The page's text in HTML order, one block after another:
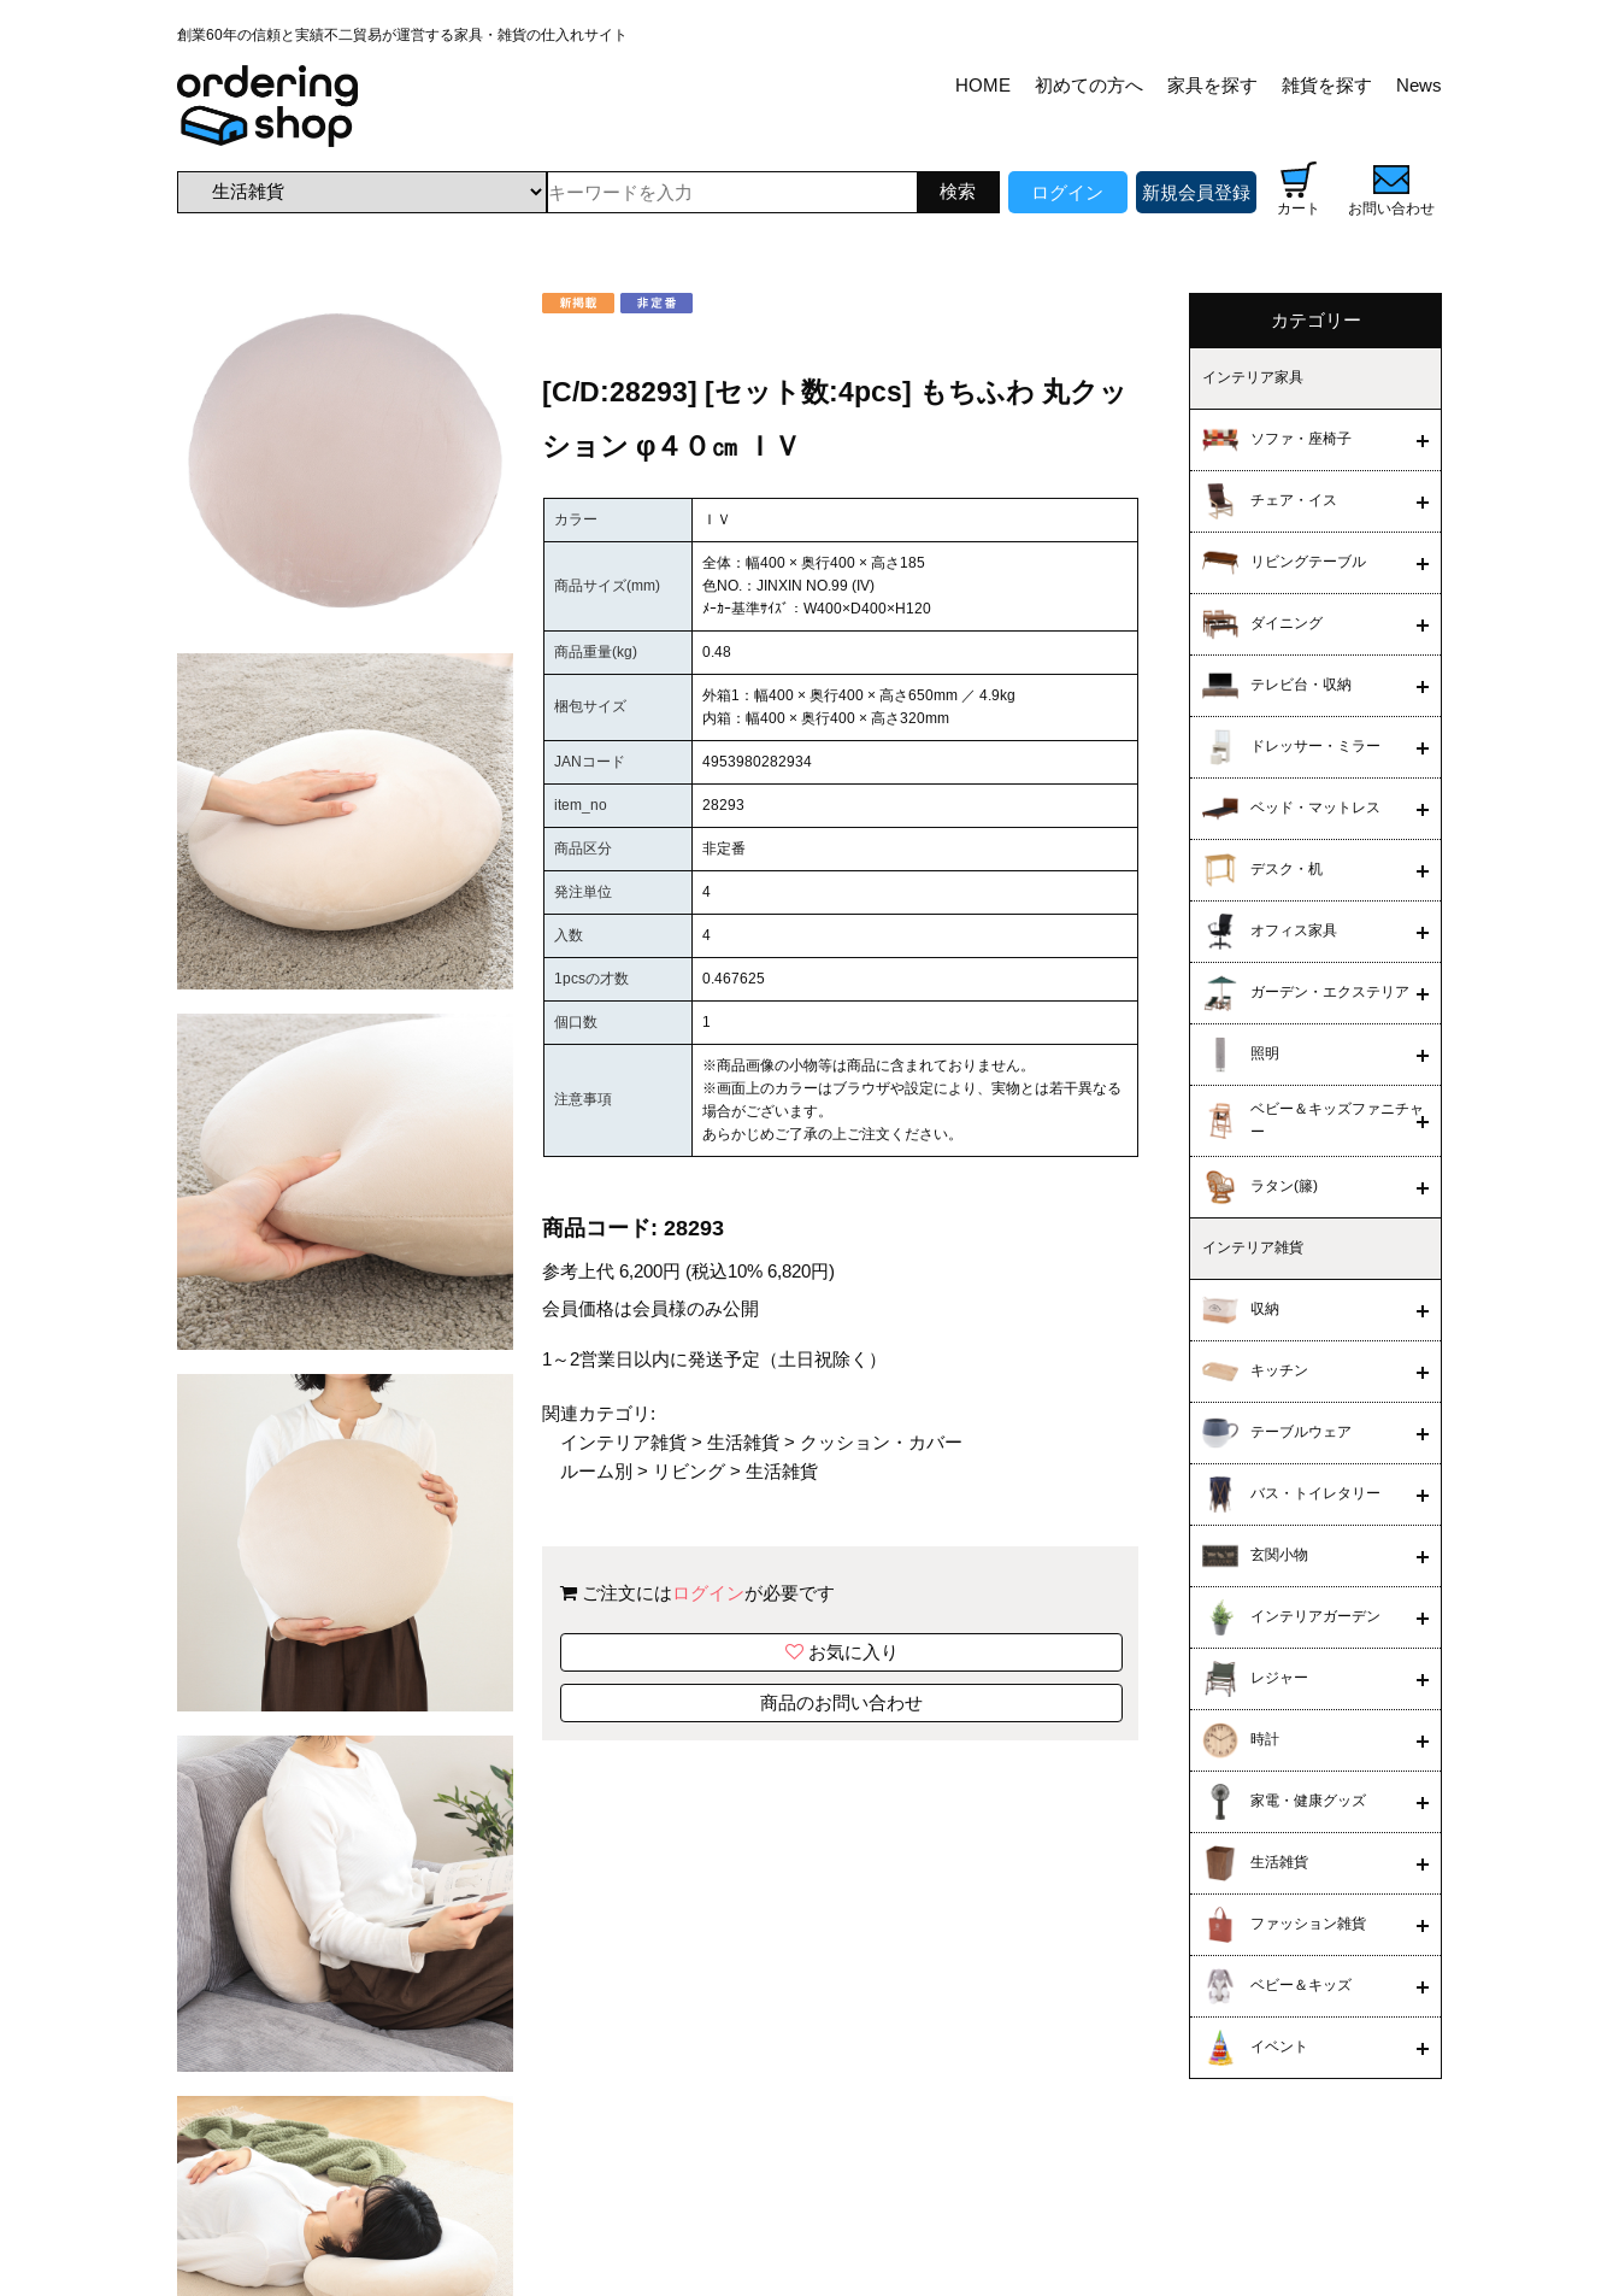
創業60年の信頼と実績不二貿易が運営する家具・雑貨の仕入れサイト
HOME 初めての方へ 家具を探す 雑貨を探す News
ログイン 新規会員登録
カート お問い合わせ
[C/D:28293] [セット数:4pcs] もちふわ 丸クッ
ション φ４０㎝ ＩＶ
カラー ＩＶ
商品サイズ(mm)
全体：幅400 × 奥行400 × 高さ185
色NO.：JINXIN NO.99 (IV)
ﾒｰｶｰ基準ｻｲｽﾞ：W400×D400×H120
商品重量(kg) 0.48
梱包サイズ
外箱1：幅400 × 奥行400 × 高さ650mm ／ 4.9kg
内箱：幅400 × 奥行400 × 高さ320mm
JANコード 4953980282934
item_no 28293
商品区分 非定番
発注単位 4
入数 4
1pcsの才数 0.467625
個口数 1
注意事項
※商品画像の小物等は商品に含まれておりません。
※画面上のカラーはブラウザや設定により、実物とは若干異なる
場合がございます。
あらかじめご了承の上ご注文ください。
商品コード: 28293
参考上代 6,200円 (税込10%6,820円)
会員価格は会員様のみ公開
1～2営業日以内に発送予定（土日祝除く）
関連カテゴリ:
インテリア雑貨 >生活雑貨 > クッション・カバー
ルーム別 > リビング >生活雑貨
ご注文にはログインが必要です
お気に入り
商品のお問い合わせ
カテゴリー
インテリア家具
ソファ・座椅子
チェア・イス
リビングテーブル
ダイニング
テレビ台・収納
ドレッサー・ミラー
ベッド・マットレス
デスク・机
オフィス家具
ガーデン・エクステリア
照明
ベビー＆キッズファニチャ
ー
ラタン(籐)
インテリア雑貨
収納
キッチン
テーブルウェア
バス・トイレタリー
玄関小物
インテリアガーデン
レジャー
時計
家電・健康グッズ
生活雑貨
ファッション雑貨
ベビー＆キッズ
イベント